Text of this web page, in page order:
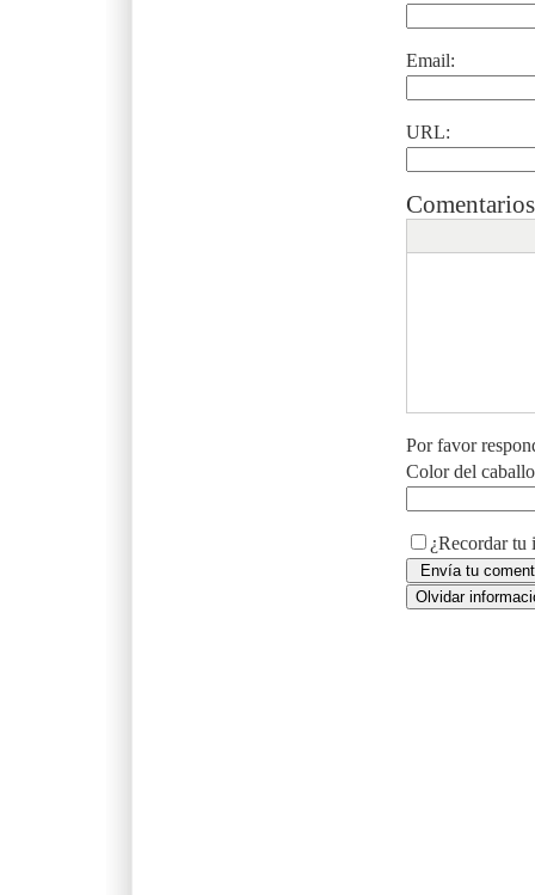
Email:
URL:
Por favor
Color del
¿Recordar tu